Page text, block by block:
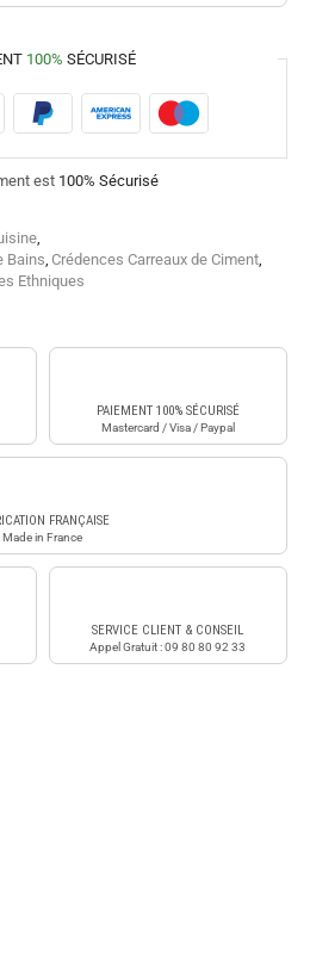
100% SÉCURISÉ
est 100% Sécurisé
Bains Crédences Carreaux de Ciment
Ethniques
PAIEMENT 100% SÉCURISÉ
Mastercard / Visa / Paypal
FRANÇAISE
Made in France
SERVICE CLIENT & CONSEIL
Appel Gratuit : 09 80 80 92 33